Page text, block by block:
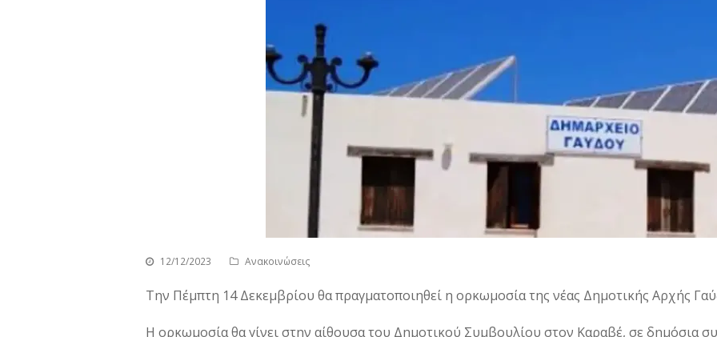
12/12/2023 Ανακοινώσεις
Την Πέμπτη 14 Δεκεμβρίου θα πραγματοποιηθεί η ορκωμοσία της νέας Δημοτικής Αρχής
Η ορκωμοσία θα γίνει στην αίθουσα του Δημοτικού Συμβουλίου στον Καραβέ, σε δημόσια